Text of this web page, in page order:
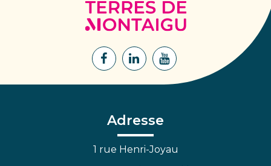
Terres
de
Montaigu
Lien
Facebook
Lien
Lien
Adresse
1 rue Henri-Joyau